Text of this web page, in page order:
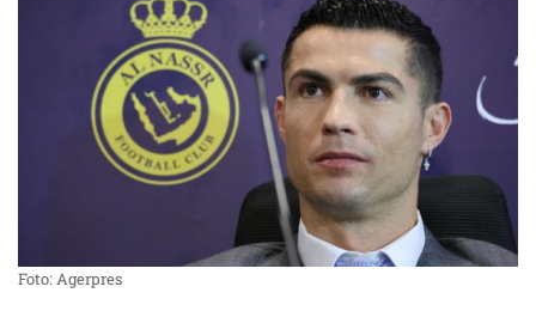
Foto: Agerpres